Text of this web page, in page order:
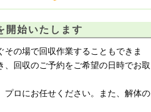
開始いたします
の場で回収作業することもできま
回収のご予約をご希望の日時でお取
ロにお任せください。また、解体の